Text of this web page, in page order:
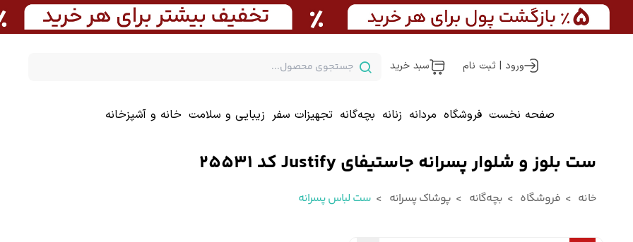
سبد خرید ورود | ثبت نام
صفحه نخست فروشگاه مردانه زنانه بچه‌گانه تجهیزات سفر زیبایی و سلامت خانه و آشپزخانه
ست بلوز و شلوار پسرانه جاستیفای Justify کد 25531
خانه فروشگاه بچه‌گانه پوشاک پسرانه ست لباس پسرانه